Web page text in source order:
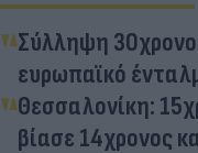
Σύλληψη
ευρωπαϊκό
Θεσσαλονίκη:
βίασε 14χρονος